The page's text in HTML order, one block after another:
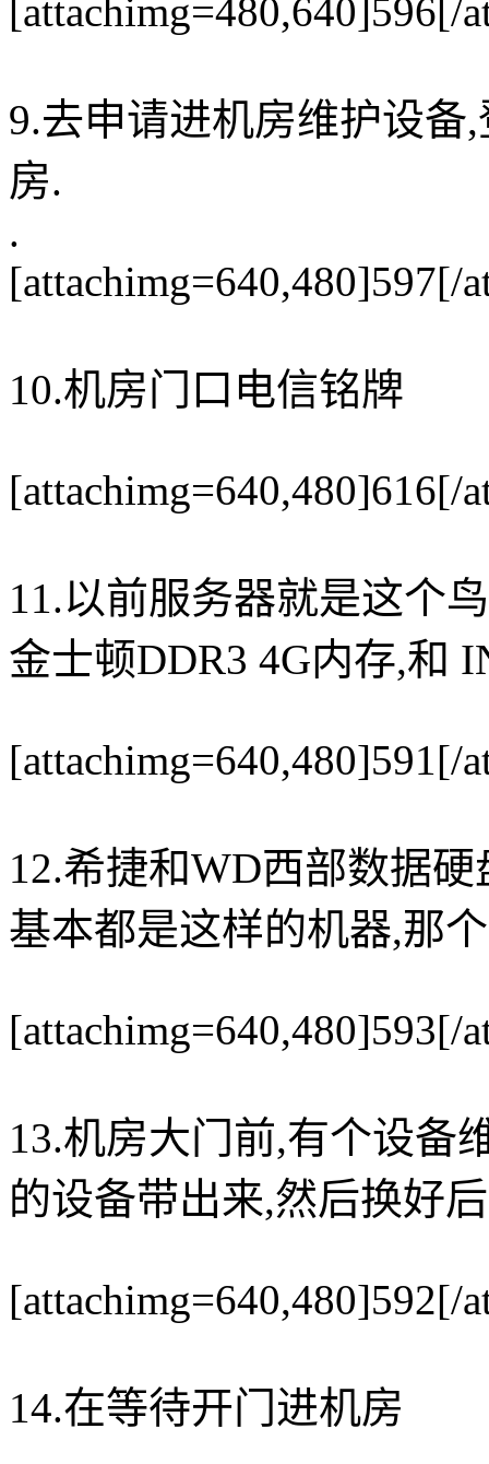
[attachimg=480,640]596[/
9.去申请进机房维护设备
房.
.
[attachimg=640,480]597[/
10.机房门口电信铭牌
[attachimg=640,480]616[/
11.以前服务器就是这个
金士顿DDR3 4G内存,和
[attachimg=640,480]591[/
12.希捷和WD西部数据
基本都是这样的机器,那
[attachimg=640,480]593[/
13.机房大门前,有个设备
的设备带出来,然后换好
[attachimg=640,480]592[/
14.在等待开门进机房